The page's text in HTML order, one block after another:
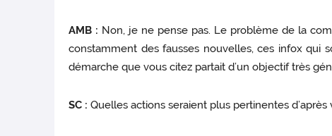
AMB : Non, je ne pense pas. Le problème de la
constamment des fausses nouvelles, ces infox qui
démarche que vous citez partait d’un objectif très
SC : Quelles actions seraient plus pertinentes d’après